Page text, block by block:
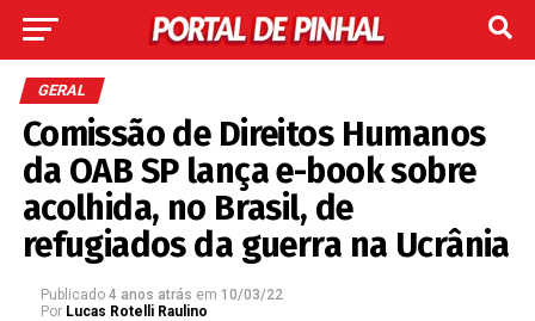
GERAL
Comissão de Direitos Humanos
da OAB SP lança e-book sobre
acolhida, no Brasil, de
refugiados da guerra na Ucrânia
Publicado 4 anos atrás em 10/03/22
Por Lucas Rotelli Raulino